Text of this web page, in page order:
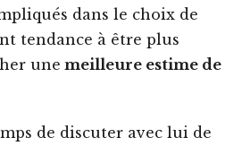
dans le choix de
tendance à être plus
une meilleure estime de
de discuter avec lui de